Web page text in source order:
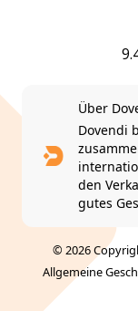
Über
Dovendi
den
gutes
© 2026
Allgemeine